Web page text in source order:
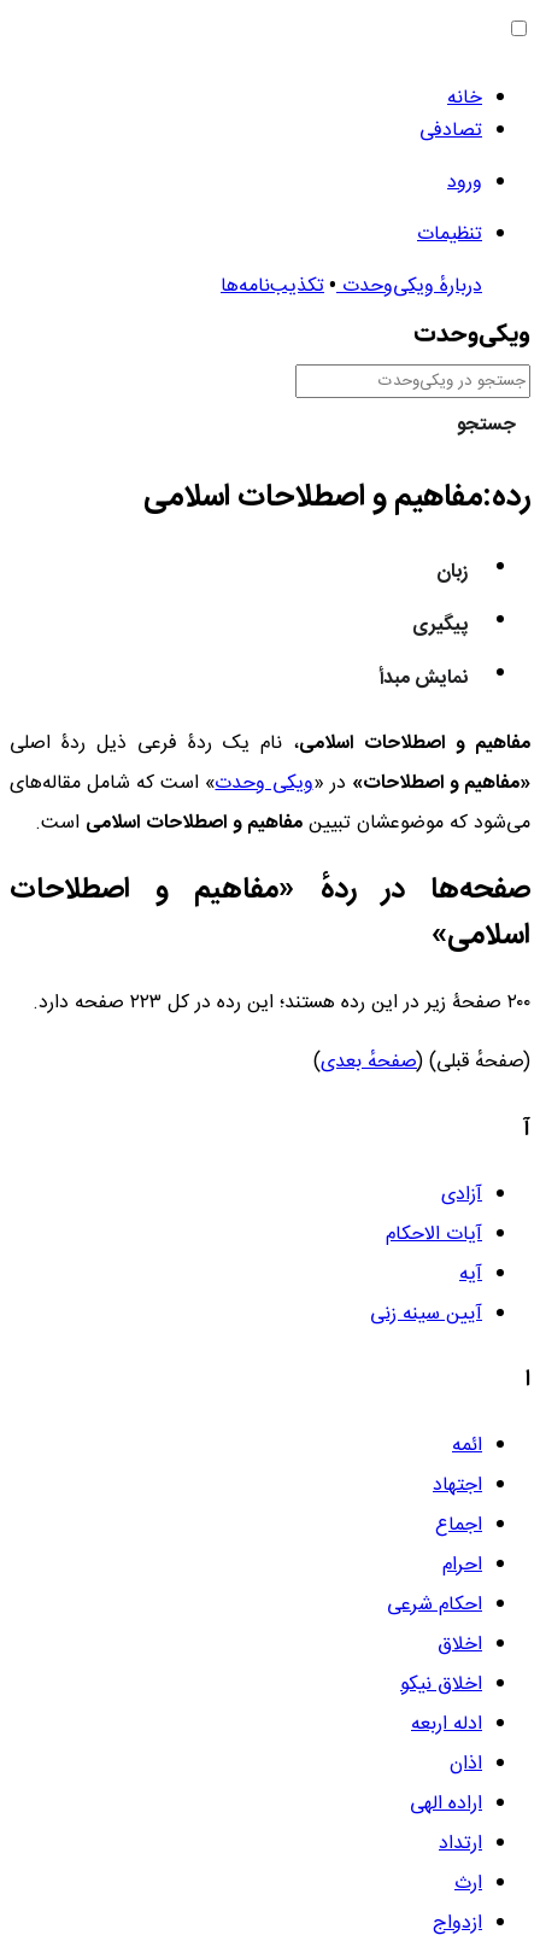
خانه
تصادفی
ورود
تنظیمات
دربارهٔ ویکی‌وحدت تکذیب‌نامه‌ها
جستجو
رده:مفاهیم و اصطلاحات اسلامی
زبان
پیگیری
نمایش مبدأ
مفاهیم و اصطلاحات اسلامی، نام یک ردۀ فرعی ذیل ردۀ اصلی
«مفاهیم و اصطلاحات» در «ویکی وحدت» است که شامل مقاله‌های
می‌شود که موضوعشان تبیینمفاهیم و اصطلاحات اسلامی است.
صفحه‌ها در ردهٔ «مفاهیم و اصطلاحات
اسلامی»
۲۰۰ صفحۀ زیر در این رده هستند؛ این رده در کل ۲۲۳ صفحه دارد.
(صفحهٔ قبلی) (صفحهٔ بعدی)
آ
آزادی
آیات الاحکام
آیه
آیین سینه زنی
ا
ائمه
اجتهاد
اجماع
احرام
احکام شرعی
اخلاق
اخلاق نیکو
ادله اربعه
اذان
اراده الهی
ارتداد
ارث
ازدواج